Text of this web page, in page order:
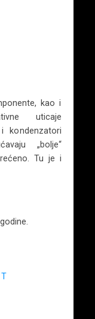
kao i
uticaje
kondenzatori
„bolje“
Tu je i